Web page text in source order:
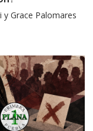
y Grace Palomares